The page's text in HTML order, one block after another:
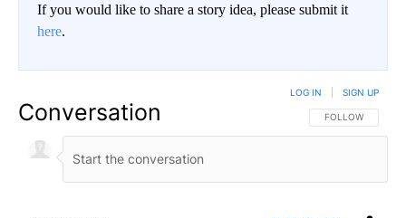
If you would like to share a story idea, please submit it
here.
Conversation FOLLOW THIS
FOLLOW
LOG IN SIGN UP